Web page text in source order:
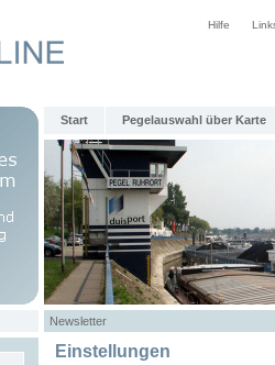
Hilfe
Start Pegelauswahl über Karte
Newsletter
Einstellungen